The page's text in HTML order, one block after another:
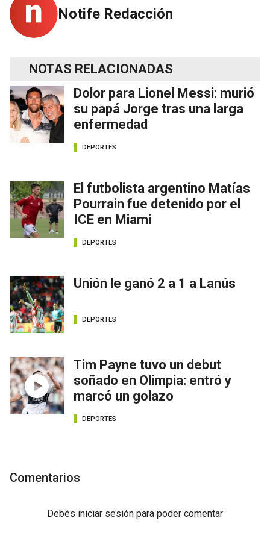
Notife Redacción
NOTAS RELACIONADAS
Dolor para Lionel Messi: murió
su papá Jorge tras una larga
enfermedad
DEPORTES
El futbolista argentino Matías
Pourrain fue detenido por el
ICE en Miami
DEPORTES
Unión le ganó 2 a 1 a Lanús
DEPORTES
Tim Payne tuvo un debut
soñado en Olimpia: entró y
marcó un golazo
DEPORTES
Comentarios
Debés iniciar sesión para poder comentar